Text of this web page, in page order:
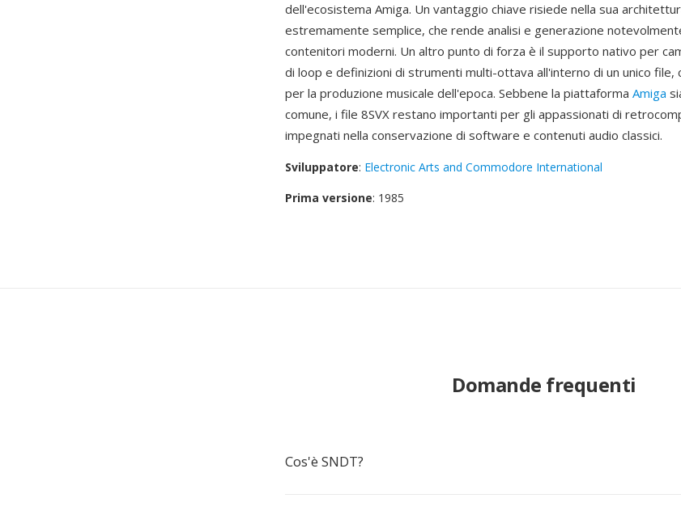
dell'ecosistema Amiga. Un vantaggio chiave risiede nella sua
estremamente semplice, che rende analisi e generazione
contenitori moderni. Un altro punto di forza è il supporto nativo per
di loop e definizioni di strumenti multi-ottava all'interno di un unico
per la produzione musicale dell'epoca. Sebbene la piattaforma Amiga
comune, i file 8SVX restano importanti per gli appassionati di
impegnati nella conservazione di software e contenuti audio classici.
Sviluppatore: Electronic Arts and Commodore International
Prima versione: 1985
Domande frequenti
Cos'è SNDT?